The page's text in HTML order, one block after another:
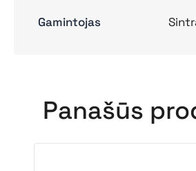
Gamintojas
Panašūs